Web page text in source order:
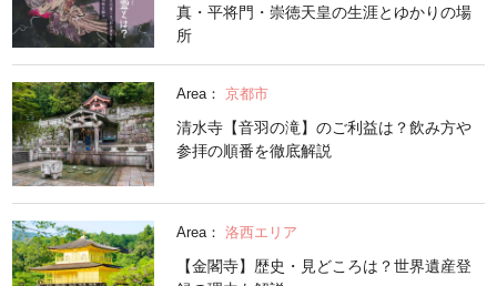
真・平将門・崇徳天皇の生涯とゆかりの場
所
Area： 京都市
清水寺【音羽の滝】のご利益は？飲み方や
参拝の順番を徹底解説
Area： 洛西エリア
【金閣寺】歴史・見どころは？世界遺産登